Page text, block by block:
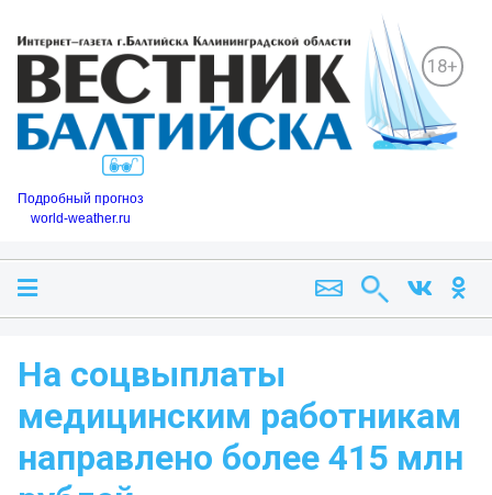
18+
Подробный прогноз
world-weather.ru
На соцвыплаты
медицинским работникам
направлено более 415 млн